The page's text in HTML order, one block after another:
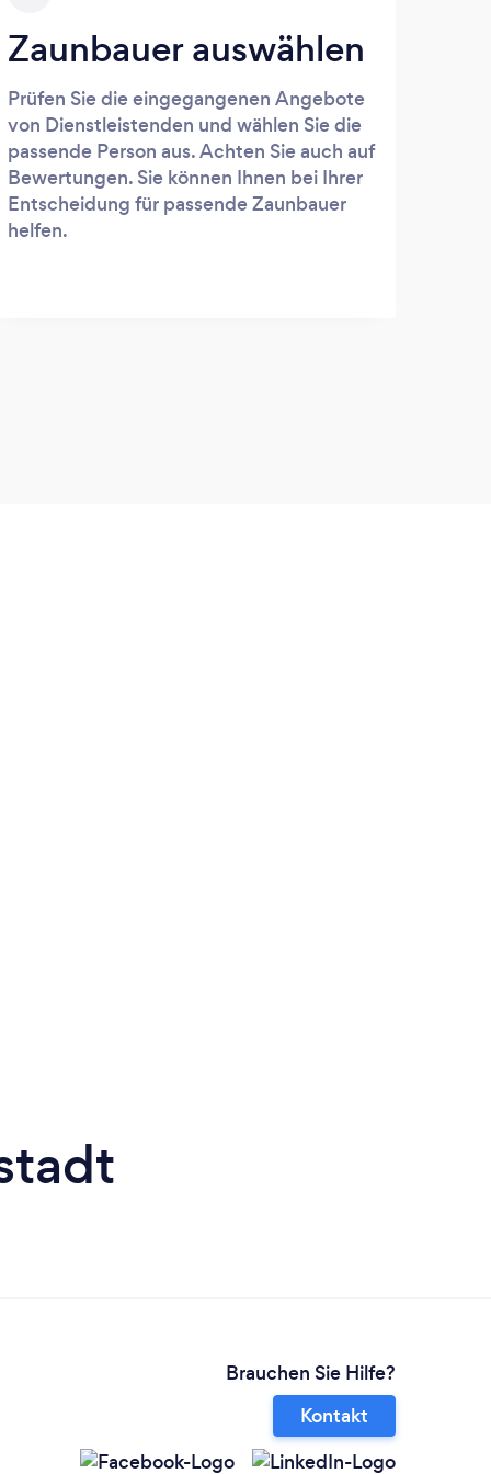
Zaunbauer auswählen
Prüfen Sie die eingegangenen Angebote
von Dienstleistenden und wählen Sie die
passende Person aus. Achten Sie auch auf
Bewertungen. Sie können Ihnen bei Ihrer
Entscheidung für passende Zaunbauer
helfen.
Brauchen Sie Hilfe?
Kontakt